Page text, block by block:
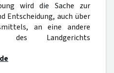
wird die Sache zur
Entscheidung, auch über
an eine andere
des Landgerichts